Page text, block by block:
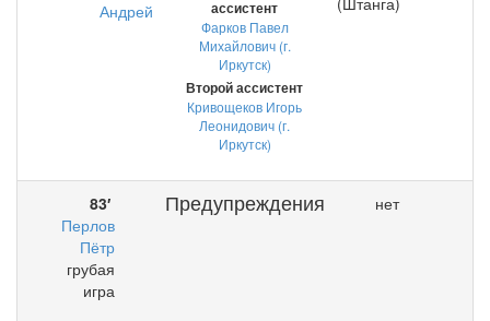
Андрей
ассистент
Фарков Павел
Михайлович (г.
Иркутск)
Второй ассистент
Кривощеков Игорь
Леонидович (г.
Иркутск)
83′
Перлов
Пётр
грубая
игра
Предупреждения нет